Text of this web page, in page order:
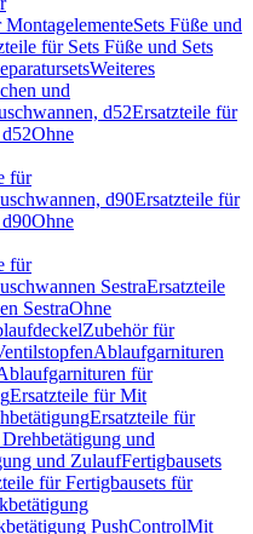
Sets Füße und
für Sets Füße und Sets
Weiteres
und
d52Ersatzteile für
Ohne
für
d90Ersatzteile für
Ohne
für
SestraErsatzteile
SestraOhne
Zubehör für
Ablaufgarnituren
für
Ersatzteile für Mit
Ersatzteile für
und
und ZulaufFertigbausets
für Fertigbausets für
PushControlMit